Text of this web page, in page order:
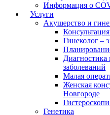
Информация о
Услуги
Акушерство и
Гинеколог –
Диагностика
заболеваний
Малая
Женская
Новгороде
Генетика